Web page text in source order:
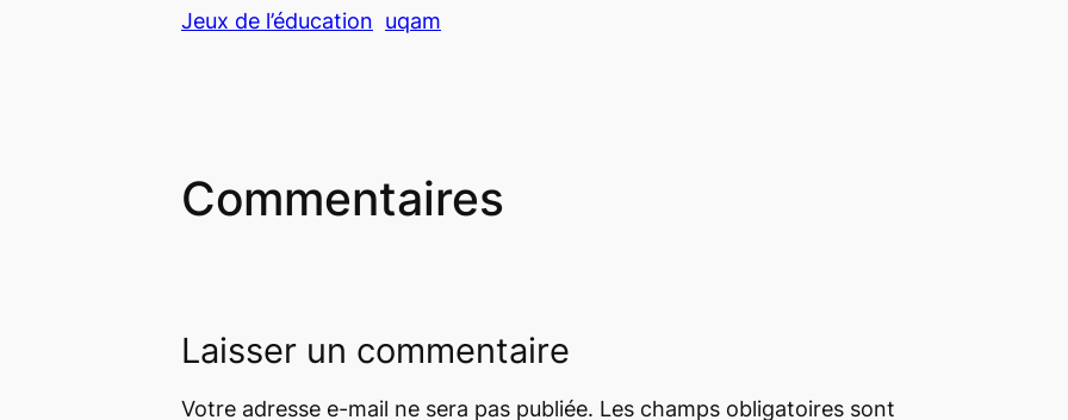
Jeux de l’éducation uqam
Commentaires
Laisser un commentaire
Votre adresse e-mail ne sera pas publiée. Les champs obligatoires sont